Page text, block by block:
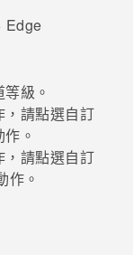
Edge
級。
，請點選自訂
。
，請點選自訂
作。